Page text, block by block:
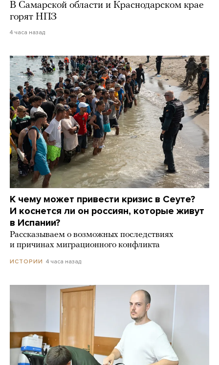
В Самарской области и Краснодарском крае
горят НПЗ
4 часа назад
К чему может привести кризис в Сеуте?
И коснется ли он россиян, которые живут
в Испании?
Рассказываем о возможных последствиях
и причинах миграционного конфликта
ИСТОРИИ 4 часа назад